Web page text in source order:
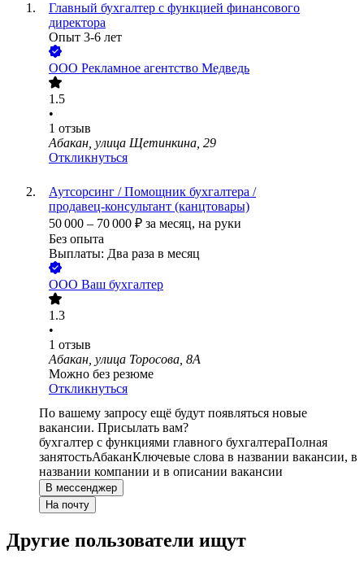
Главный бухгалтер с функцией финансового
директора
Опыт 3-6 лет
ООО Рекламное агентство Медведь
1.5
•
1 отзыв
Абакан, улица Щетинкина, 29
Откликнуться
Аутсорсинг / Помощник бухгалтера /
продавец‑консультант (канцтовары)
50 000 – 70 000 ₽ за месяц, на руки
Без опыта
Выплаты: Два раза в месяц
ООО Ваш бухгалтер
1.3
•
1 отзыв
Абакан, улица Торосова, 8А
Можно без резюме
Откликнуться
По вашему запросу ещё будут появляться новые
вакансии. Присылать вам?
бухгалтер с функциями главного бухгалтераПолная
занятостьАбаканКлючевые слова в названии вакансии, в
названии компании и в описании вакансии
В мессенджер
На почту
Другие пользователи ищут